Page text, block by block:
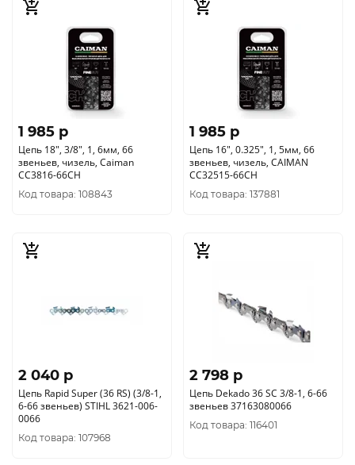
1 985 p
Цепь 18", 3/8", 1, 6мм, 66
звеньев, чизель, Caiman
CC3816-66CH
Код товара: 108843
1 985 p
Цепь 16", 0.325", 1, 5мм, 66
звеньев, чизель, CAIMAN
CC32515-66CH
Код товара: 137881
2 040 p
Цепь Rapid Super (36 RS) (3/8-1,
6-66 звеньев) STIHL 3621-006-
0066
Код товара: 107968
2 798 p
Цепь Dekado 36 SC 3/8-1, 6-66
звеньев 37163080066
Код товара: 116401